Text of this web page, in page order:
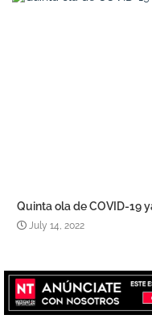
Quinta ola de COVID-19
July 14, 2022